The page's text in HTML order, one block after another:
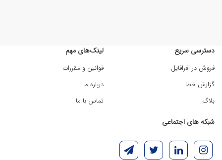
دسترسی سریع
فروش در افرافایل
گزارش خطا
بلاگ
لینک‌های مهم
قوانین و مقررات
درباره ما
تماس با ما
شبکه های اجتماعی